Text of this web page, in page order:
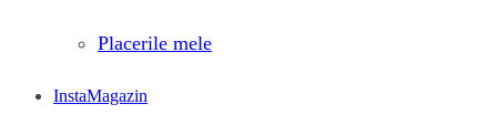
Placerile mele
InstaMagazin